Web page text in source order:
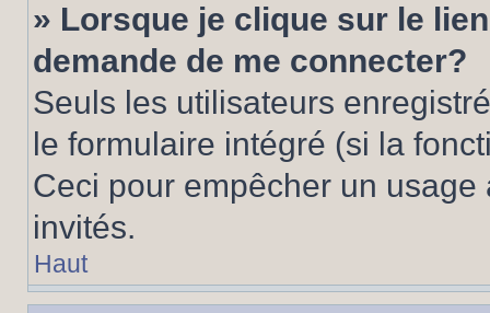
» Lorsque je clique sur le
demande de me connecter?
Seuls les utilisateurs
le formulaire intégré (si la
Ceci pour empêcher un
invités.
Haut